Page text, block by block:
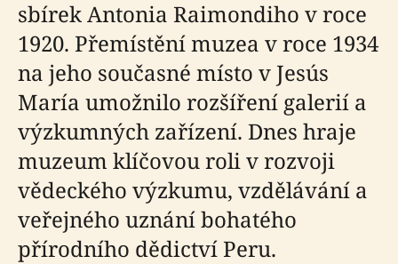
sbírek Antonia Raimondiho v roce
1920. Přemístění muzea v roce 1934
na jeho současné místo v Jesús
María umožnilo rozšíření galerií a
výzkumných zařízení. Dnes hraje
muzeum klíčovou roli v rozvoji
vědeckého výzkumu, vzdělávání a
veřejného uznání bohatého
přírodního dědictví Peru.